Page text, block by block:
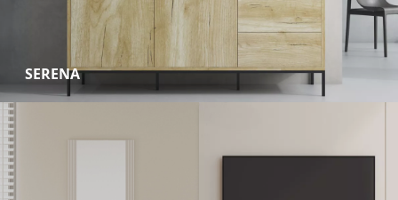
SERENA